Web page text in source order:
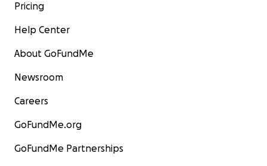
Pricing
Help Center
About GoFundMe
Newsroom
Careers
GoFundMe.org
GoFundMe Partnerships